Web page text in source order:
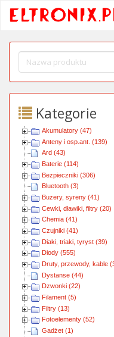
Kategorie
Akumulatory (47)
Anteny i osp.ant. (139)
Ard (43)
Baterie (114)
Bezpieczniki (306)
Bluetooth (3)
Buzery, syreny (41)
Cewki, dławiki, filtry (20)
Chemia (41)
Czujniki (41)
Diaki, triaki, tyryst (39)
Diody (555)
Druty, przewody, kable
Dystanse (44)
Dzwonki (22)
Filament (5)
Filtry (13)
Fotoelementy (52)
Gadżet (1)